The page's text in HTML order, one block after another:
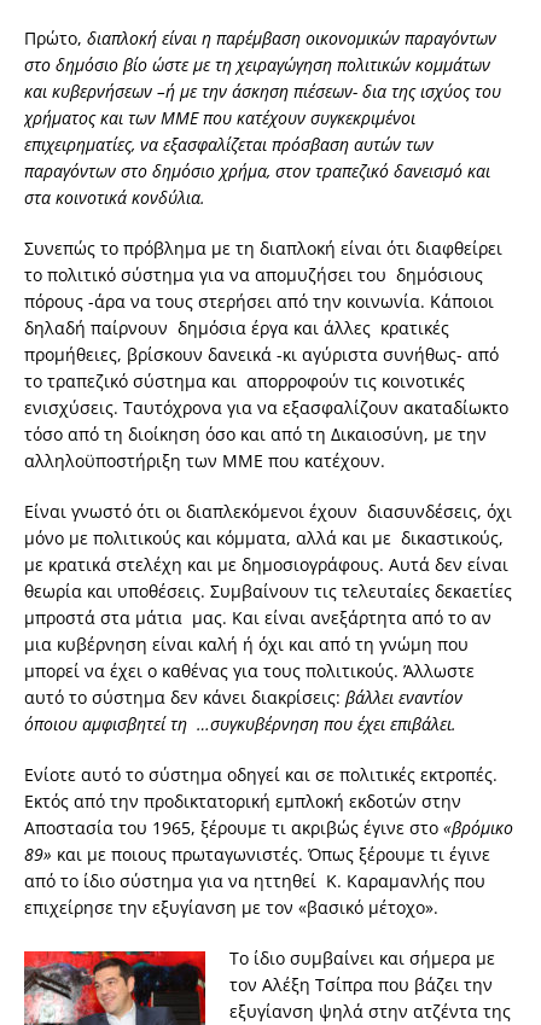
Πρώτο, διαπλοκή είναι η παρέμβαση οικονομικών παραγόντων
στο δημόσιο βίο ώστε με τη χειραγώγηση πολιτικών κομμάτων
και κυβερνήσεων –ή με την άσκηση πιέσεων- δια της ισχύος του
χρήματος και των ΜΜΕ που κατέχουν συγκεκριμένοι
επιχειρηματίες, να εξασφαλίζεται πρόσβαση αυτών των
παραγόντων στο δημόσιο χρήμα, στον τραπεζικό δανεισμό και
στα κοινοτικά κονδύλια.
Συνεπώς το πρόβλημα με τη διαπλοκή είναι ότι διαφθείρει
το πολιτικό σύστημα για να απομυζήσει του δημόσιους
πόρους -άρα να τους στερήσει από την κοινωνία. Κάποιοι
δηλαδή παίρνουν δημόσια έργα και άλλες κρατικές
προμήθειες, βρίσκουν δανεικά -κι αγύριστα συνήθως- από
το τραπεζικό σύστημα και απορροφούν τις κοινοτικές
ενισχύσεις. Ταυτόχρονα για να εξασφαλίζουν ακαταδίωκτο
τόσο από τη διοίκηση όσο και από τη Δικαιοσύνη, με την
αλληλοϋποστήριξη των ΜΜΕ που κατέχουν.
Είναι γνωστό ότι οι διαπλεκόμενοι έχουν διασυνδέσεις, όχι
μόνο με πολιτικούς και κόμματα, αλλά και με δικαστικούς,
με κρατικά στελέχη και με δημοσιογράφους. Αυτά δεν είναι
θεωρία και υποθέσεις. Συμβαίνουν τις τελευταίες δεκαετίες
μπροστά στα μάτια μας. Και είναι ανεξάρτητα από το αν
μια κυβέρνηση είναι καλή ή όχι και από τη γνώμη που
μπορεί να έχει ο καθένας για τους πολιτικούς. Άλλωστε
αυτό το σύστημα δεν κάνει διακρίσεις: βάλλει εναντίον
όποιου αμφισβητεί τη …συγκυβέρνηση που έχει επιβάλει.
Ενίοτε αυτό το σύστημα οδηγεί και σε πολιτικές εκτροπές.
Εκτός από την προδικτατορική εμπλοκή εκδοτών στην
Αποστασία του 1965, ξέρουμε τι ακριβώς έγινε στο «βρόμικο
89» και με ποιους πρωταγωνιστές. Όπως ξέρουμε τι έγινε
από το ίδιο σύστημα για να ηττηθεί Κ. Καραμανλής που
επιχείρησε την εξυγίανση με τον «βασικό μέτοχο».
Το ίδιο συμβαίνει και σήμερα με
τον Αλέξη Τσίπρα που βάζει την
εξυγίανση ψηλά στην ατζέντα της